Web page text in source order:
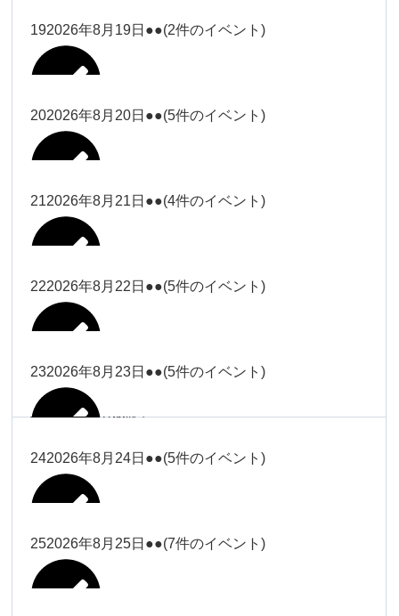
2026年8月3日
2026年8月8日
院長
院長
2026年8月9日
ー18時）
Close Close
2026年8月9日
19時）
Close Close
2026年8月9日
関谷（17-
Close
関谷（17-19時）
2026年8月10日
院長
院長
松本（17時ー19時）
武井
Close
2026年8月11日
Close Close
院長
2026年8月11日
武井
武井
関谷（17-
19時）
関谷（17-19時）
院長
Close Close
松本（9時ー18時）
2026年8月14日
Close
武井
2026年8月14日
関谷（17-
Close
関谷（17-19時）
2026年8月14日
小林
Close Close
2026年8月15日
Close
武井
2026年8月15日
関谷（17-
Close
関谷（17-19時）
Close Close
小林
2026年8月16日
武井(9時ー
Close
武井(9時ー18時)
2026年8月16日
無題のイベ
塩川
大西
Close Close
大西
2026年8月17日
小林
小林
冨田（17
時）
Close Close
2026年8月18日
大西（9時
ー18時）
Close Close
大西（9時ー18時）
2026年8月18日
小林
192026年8月19日 ●●(2件のイベント)
冨田
冨田
塩川
Close Close
塩川
2026年8月19日
202026年8月20日 ●●(5件のイベント)
冨田
冨田
Close Close
塩川
2026年8月20日
212026年8月21日 ●●(4件のイベント)
塩川
塩川
松本（9時
ー18時）
Close Close
222026年8月22日 ●●(5件のイベント)
冨田（9時
Close Close
冨田（9時ー18時）
2026年8月22日
232026年8月23日 ●●(5件のイベント)
小林
小林
242026年8月24日 ●●(5件のイベント)
大西
252026年8月25日 ●●(7件のイベント)